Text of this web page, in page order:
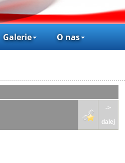
Galerie O nas
->
dalej